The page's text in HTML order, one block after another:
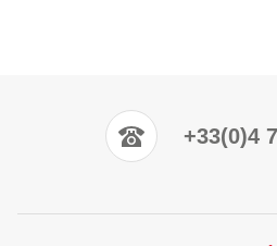
+33(0)4